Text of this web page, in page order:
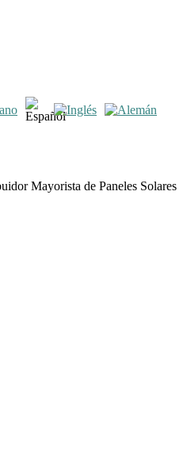
Mayorista de Paneles Solares